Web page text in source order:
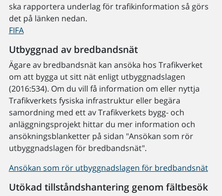
ska rapportera underlag för trafikinformation så görs
det på länken nedan.
FIFA
Utbyggnad av bredbandsnät
Ägare av bredbandsnät kan ansöka hos Trafikverket
om att bygga ut sitt nät enligt utbyggnadslagen
(2016:534). Om du vill få information om eller nyttja
Trafikverkets fysiska infrastruktur eller begära
samordning med ett av Trafikverkets bygg- och
anläggningsprojekt hittar du mer information och
ansökningsblanketter på sidan "Ansökan som rör
utbyggnadslagen för bredbandsnät".
Ansökan som rör utbyggnadslagen för bredbandsnät
Utökad tillståndshantering genom fältbesök